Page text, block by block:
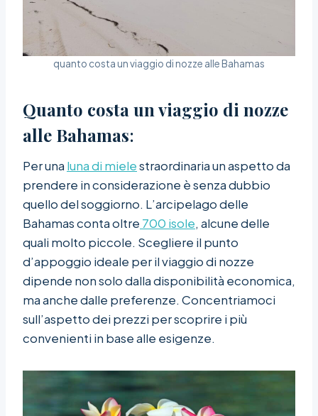
quanto costa un viaggio di nozze alle Bahamas
Quanto costa un viaggio di nozze
alle Bahamas:
Per una luna di mielestraordinaria un aspetto da
prendere in considerazione è senza dubbio
quello del soggiorno. L’arcipelago delle
Bahamas conta oltre 700 isole, alcune delle
quali molto piccole. Scegliere il punto
d’appoggio ideale per il viaggio di nozze
dipende non solo dalla disponibilità economica,
ma anche dalle preferenze. Concentriamoci
sull’aspetto dei prezzi per scoprire i più
convenienti in base alle esigenze.